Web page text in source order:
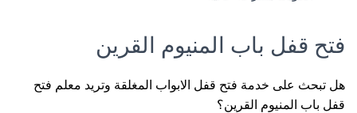
فتح قفل باب المنيوم القرين
هل تبحث على خدمة فتح قفل الابواب المغلقة وتريد معلم فتح
قفل باب المنيوم القرين؟